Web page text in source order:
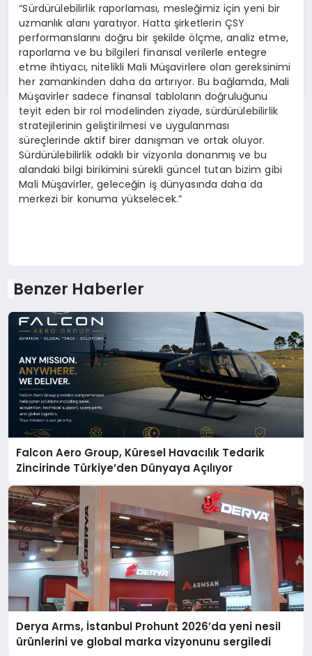
“Sürdürülebilirlik raporlaması, mesleğimiz için yeni bir
uzmanlık alanı yaratıyor. Hatta şirketlerin ÇSY
performanslarını doğru bir şekilde ölçme, analiz etme,
raporlama ve bu bilgileri finansal verilerle entegre
etme ihtiyacı, nitelikli Mali Müşavirlere olan gereksinimi
her zamankinden daha da artırıyor. Bu bağlamda, Mali
Müşavirler sadece finansal tabloların doğruluğunu
teyit eden bir rol modelinden ziyade, sürdürülebilirlik
stratejilerinin geliştirilmesi ve uygulanması
süreçlerinde aktif birer danışman ve ortak oluyor.
Sürdürülebilirlik odaklı bir vizyonla donanmış ve bu
alandaki bilgi birikimini sürekli güncel tutan bizim gibi
Mali Müşavirler, geleceğin iş dünyasında daha da
merkezi bir konuma yükselecek.”
Benzer Haberler
Falcon Aero Group, Küresel Havacılık Tedarik
Zincirinde Türkiye’den Dünyaya Açılıyor
Derya Arms, İstanbul Prohunt 2026’da yeni nesil
ürünlerini ve global marka vizyonunu sergiledi